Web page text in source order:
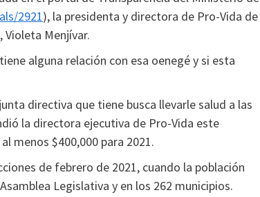
2921), la presidenta y directora de Pro-Vida de
Menjívar.
alguna relación con esa oenegé y si esta
directiva que tiene busca llevarle salud a las
la directora ejecutiva de Pro-Vida este
menos $400,000 para 2021.
de febrero de 2021, cuando la población
Legislativa y en los 262 municipios.